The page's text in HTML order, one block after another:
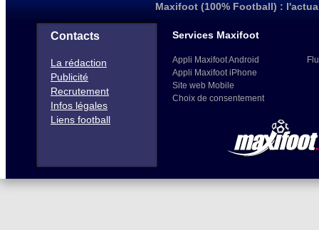
Maxifoot (100% Football) :
Contacts
La rédaction
Publicité
Recrutement
Infos légales
Liens football
Services Maxifoot
Appli Maxifoot Android
Appli Maxifoot iPhone
Site web Mobile
Choix de consentement